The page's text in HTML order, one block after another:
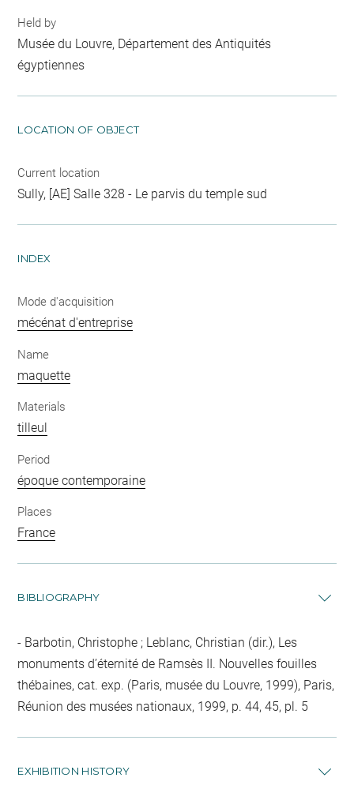
Held by
Musée du Louvre, Département des Antiquités
égyptiennes
LOCATION OF OBJECT
Current location
Sully, [AE] Salle 328 - Le parvis du temple sud
INDEX
Mode d'acquisition
mécénat d'entreprise
Name
maquette
Materials
tilleul
Period
époque contemporaine
Places
France
BIBLIOGRAPHY
Barbotin, Christophe ; Leblanc, Christian (dir.), Les
monuments d’éternité de Ramsès II. Nouvelles fouilles
thébaines, cat. exp. (Paris, musée du Louvre, 1999), Paris,
Réunion des musées nationaux, 1999, p. 44, 45, pl. 5
EXHIBITION HISTORY